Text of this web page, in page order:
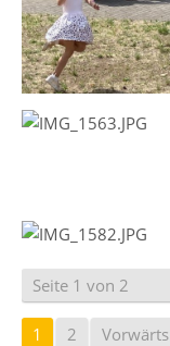
Seite 1 von 2
1 2 Vorwärts